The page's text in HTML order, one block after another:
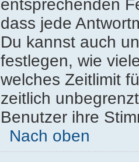
entsprechenden
dass jede
Du kannst auch
festlegen, wie
welches Zeitlimit
zeitlich
Benutzer ihre
Nach oben